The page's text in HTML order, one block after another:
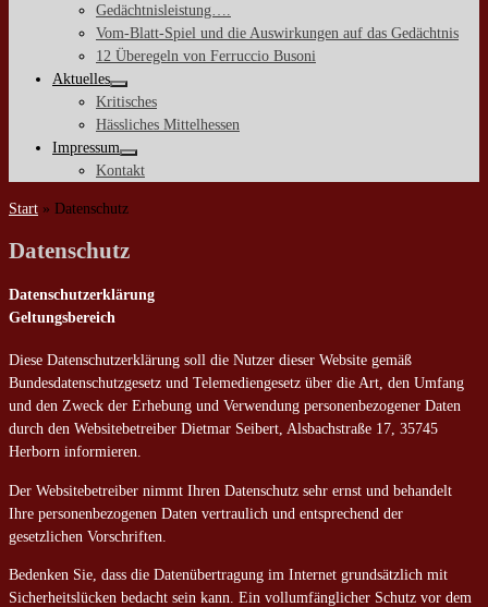
Gedächtnisleistung….
Vom-Blatt-Spiel und die Auswirkungen auf das Gedächtnis
12 Überegeln von Ferruccio Busoni
Aktuelles
Kritisches
Hässliches Mittelhessen
Impressum
Kontakt
Start » Datenschutz
Datenschutz
Datenschutzerklärung
Geltungsbereich
Diese Datenschutzerklärung soll die Nutzer dieser Website gemäß
Bundesdatenschutzgesetz und Telemediengesetz über die Art, den Umfang
und den Zweck der Erhebung und Verwendung personenbezogener Daten
durch den Websitebetreiber Dietmar Seibert, Alsbachstraße 17, 35745
Herborn informieren.
Der Websitebetreiber nimmt Ihren Datenschutz sehr ernst und behandelt
Ihre personenbezogenen Daten vertraulich und entsprechend der
gesetzlichen Vorschriften.
Bedenken Sie, dass die Datenübertragung im Internet grundsätzlich mit
Sicherheitslücken bedacht sein kann. Ein vollumfänglicher Schutz vor dem